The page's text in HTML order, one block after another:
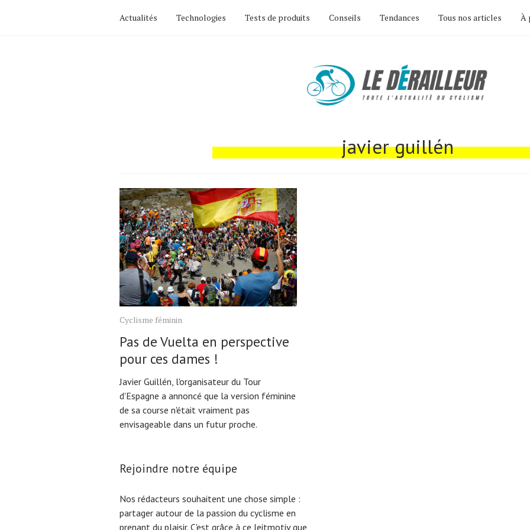
Actualités Technologies Tests de produits Conseils Tendances Tous nos articles À
javier guillén
Cyclisme féminin
Pas de Vuelta en perspective
pour ces dames !
Javier Guillén, l'organisateur du Tour
d'Espagne a annoncé que la version féminine
de sa course n'était vraiment pas
envisageable dans un futur proche.
Rejoindre notre équipe
Nos rédacteurs souhaitent une chose simple :
partager autour de la passion du cyclisme en
prenant du plaisir. C'est grâce à ce leitmotiv que